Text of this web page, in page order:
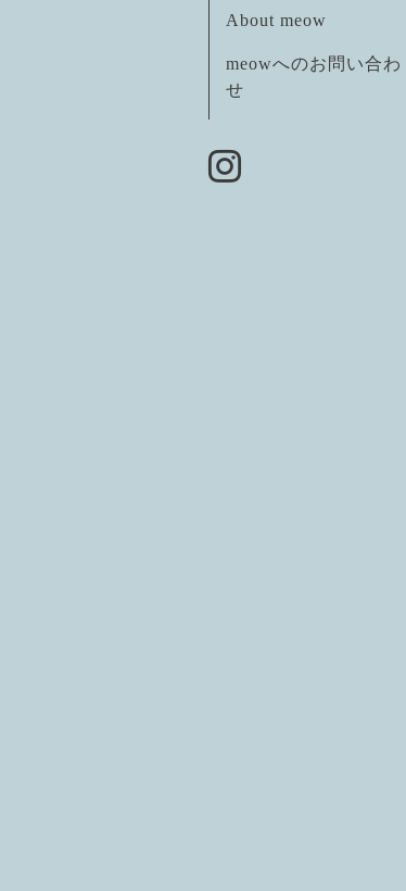
About meow
meowへのお問い合わ
せ